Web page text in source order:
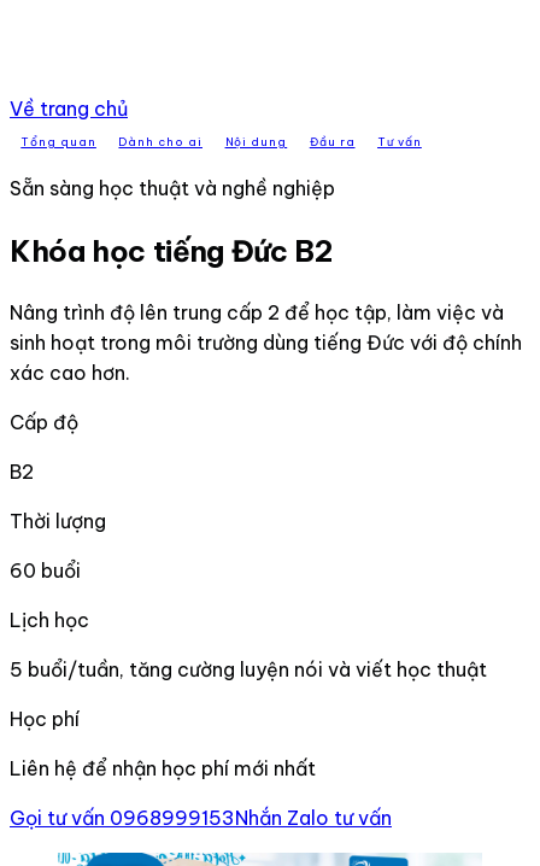
Về trang chủ
Tổng quan Dành cho ai Nội dung Đầu ra Tư vấn
Sẵn sàng học thuật và nghề nghiệp
Khóa học tiếng Đức B2
Nâng trình độ lên trung cấp 2 để học tập, làm việc và
sinh hoạt trong môi trường dùng tiếng Đức với độ chính
xác cao hơn.
Cấp độ
B2
Thời lượng
60 buổi
Lịch học
5 buổi/tuần, tăng cường luyện nói và viết học thuật
Học phí
Liên hệ để nhận học phí mới nhất
Gọi tư vấn 0968999153Nhắn Zalo tư vấn